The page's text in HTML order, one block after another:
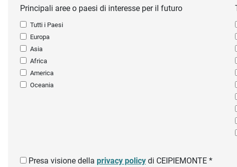
Principali aree o paesi di interesse per il futuro
Tutti i Paesi
Europa
Asia
Africa
America
Oceania
Presa visione della privacy policy di CEIPIEMONTE *